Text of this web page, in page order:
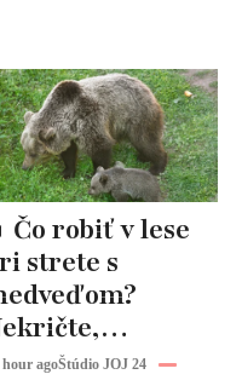
strete s
radí
agoŠtúdio JOJ 24